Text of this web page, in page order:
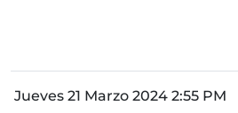
Jueves 21 Marzo 2024 2:55 PM